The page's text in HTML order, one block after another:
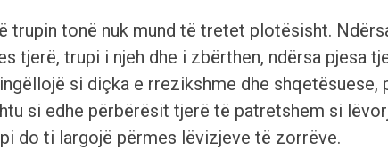
trupin tonë nuk mund të tretet plotësisht.
tjerë, trupi i njeh dhe i zbërthen, ndërsa pjesa
si diçka e rrezikshme dhe
si edhe përbërësit tjerë të patretshem si
do ti largojë përmes lëvizjeve të zorrëve.